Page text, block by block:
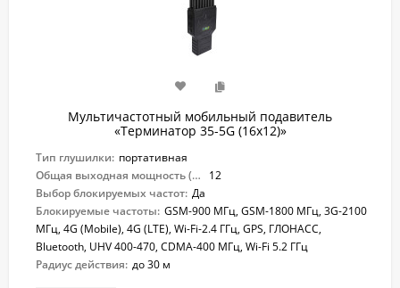
Мультичастотный мобильный подавитель
«Терминатор 35-5G (16х12)»
Тип глушилки: портативная
Общая выходная мощность (Вт):
12
Выбор блокируемых частот: Да
Блокируемые частоты: GSM-900 МГц, GSM-1800 МГц, 3G-2100
МГц, 4G (Mobile), 4G (LTE), Wi-Fi-2.4 ГГц, GPS, ГЛОНАСС,
Bluetooth, UHV 400-470, CDMA-400 МГц, Wi-Fi 5.2 ГГц
Радиус действия: до 30 м